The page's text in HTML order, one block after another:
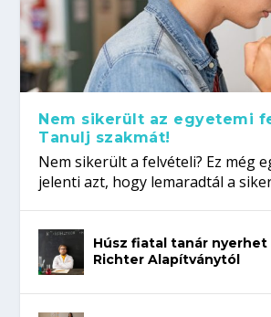
Nem sikerült az egyetemi
Tanulj szakmát!
Nem sikerült a felvételi? Ez még
jelenti azt, hogy lemaradtál a
Húsz fiatal tanár
Richter Alapítványtól